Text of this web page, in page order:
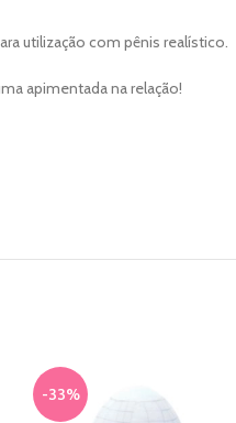
utilização com pênis realístico.
apimentada na relação!
-33%